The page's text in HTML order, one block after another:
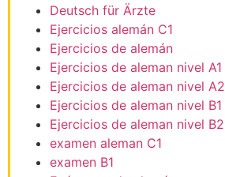
Deutsch für Ärzte
Ejercicios alemán C1
Ejercicios de alemán
Ejercicios de aleman nivel A1
Ejercicios de aleman nivel A2
Ejercicios de aleman nivel B1
Ejercicios de aleman nivel B2
examen aleman C1
examen B1